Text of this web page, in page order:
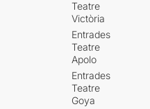
Teatre
Victòria
Entrades
Teatre
Apolo
Entrades
Teatre
Goya